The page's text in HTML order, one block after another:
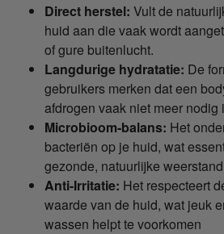
Direct herstel: Vult de
huid aan die vaak wordt
of gure buitenlucht.
Langdurige hydratatie: De
gebruikers merken dat een
afdrogen vaak niet meer nodig
Microbioom-balans: Het
bacteriën op je huid, wat
gezonde, natuurlijke
Anti-Irritatie: Het respecteert
waarde van de huid, wat jeuk
wassen helpt te voorkomen